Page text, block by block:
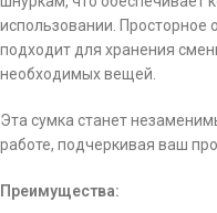
использовании. Просторное
подходит для хранения
необходимых вещей.
Эта сумка станет
работе, подчеркивая ваш
Преимущества: